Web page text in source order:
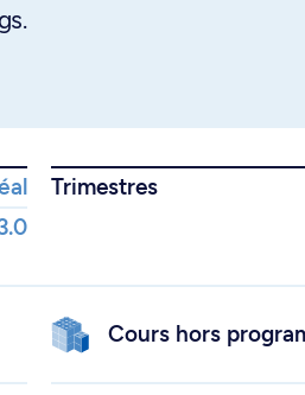
Trimestres
Cours hors